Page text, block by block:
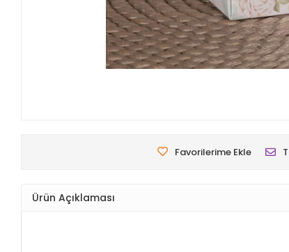
Favorilerime Ekle
Ürün Açıklaması